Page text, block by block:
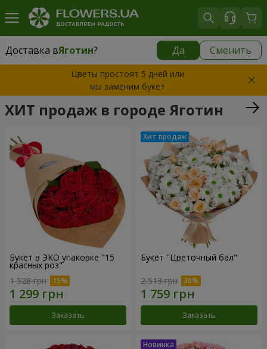
Доставка вЯготин? Да Сменить
Доставка вЯготин|
Цветы простоят 5 дней или
мы заменим букет
ХИТ продаж в городе Яготин
Букет в ЭКО упаковке "15
красных роз"
1 528 грн
Заказать
Букет "Цветочный бал"
2 513 грн
Заказать